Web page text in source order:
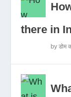
there in
byडोम